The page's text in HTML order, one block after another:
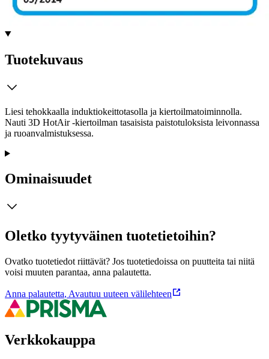
Ei saatavilla
Tuotekuvaus
Liesi tehokkaalla induktiokeittotasolla ja kiertoilmatoiminnolla.
Nauti 3D HotAir -kiertoilman tasaisista paistotuloksista leivonnassa
ja ruoanvalmistuksessa.
Ominaisuudet
Oletko tyytyväinen tuotetietoihin?
Ovatko tuotetiedot riittävät? Jos tuotetiedoissa on puutteita tai niitä
voisi muuten parantaa, anna palautetta.
Anna palautetta, Avautuu uuteen välilehteen
Verkkokauppa